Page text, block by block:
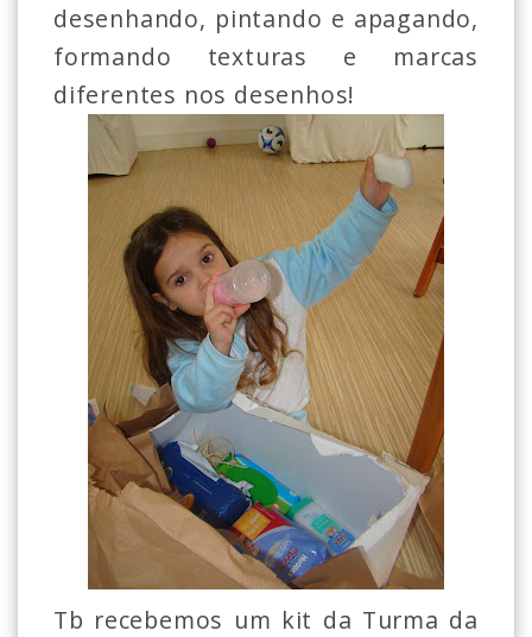
desenhando, pintando e apagando,
formando texturas e marcas
diferentes nos desenhos!
Tb recebemos um kit da Turma da